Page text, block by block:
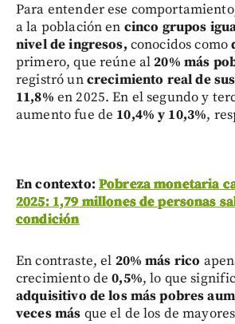
Para entender ese
a la población en cinco grupos
nivel de ingresos, conocidos como
primero, que reúne al20% más
registró uncrecimiento real de
11,8% en 2025. En el segundo y
aumento fue de 10,4% y 10,3%,
En contexto: Pobreza monetaria
2025: 1,79 millones de personas
condición
En contraste, el 20% más rico
crecimiento de0,5%, lo que
adquisitivo de los más pobres
veces más que el de los de